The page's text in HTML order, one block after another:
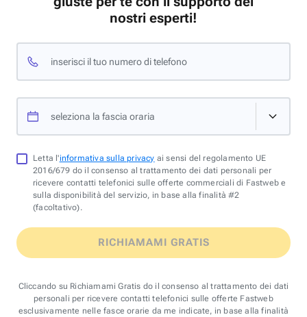
nostri esperti!
inserisci il tuo numero di telefono
seleziona la fascia oraria
Letta l'informativa sulla privacy ai sensi del regolamento UE
2016/679 do il consenso al trattamento dei dati personali per
ricevere contatti telefonici sulle offerte commerciali di Fastweb e
sulla disponibilità del servizio, in base alla finalità #2
(facoltativo).
RICHIAMAMI GRATIS
Cliccando su Richiamami Gratis do il consenso al trattamento dei dati
personali per ricevere contatti telefonici sulle offerte Fastweb
esclusivamente nelle fasce orarie da me indicate, in base alla finalità